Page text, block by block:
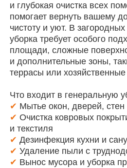
и глубокая очистка всех
помогает вернуть вашему
чистоту и уют. В
уборка требует особого
площади, сложные
и дополнительные зоны,
террасы или хозяйственные
Что входит в генеральную
✔ Мытье окон, дверей, стен
✔ Очистка ковровых
и текстиля
✔ Дезинфекция кухни и
✔ Удаление пыли с
✔ Вынос мусора и уборка
Юлия
Отзывы